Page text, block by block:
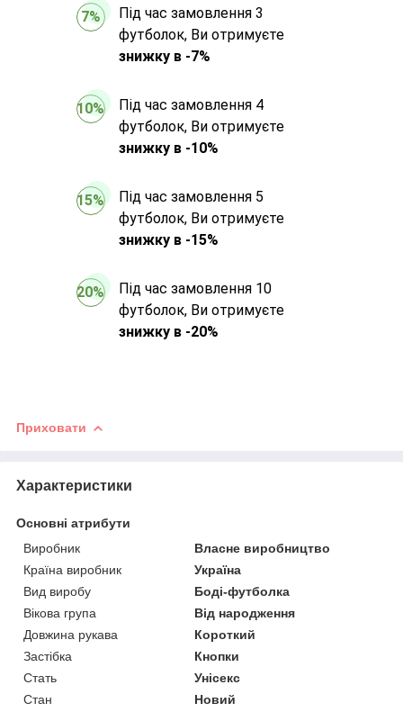
7%
Під час замовлення 3
футболок, Ви отримуєте
знижку в -7%
10%
Під час замовлення 4
футболок, Ви отримуєте
знижку в -10%
15%
Під час замовлення 5
футболок, Ви отримуєте
знижку в -15%
20%
Під час замовлення 10
футболок, Ви отримуєте
знижку в -20%
Приховати
Характеристики
Основні атрибути
Виробник
Власне виробництво
Країна виробник
Україна
Вид виробу
Боді-футболка
Вікова група
Від народження
Довжина рукава
Короткий
Застібка
Кнопки
Стать
Унісекс
Стан
Новий